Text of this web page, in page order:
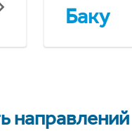
Баку
направлений